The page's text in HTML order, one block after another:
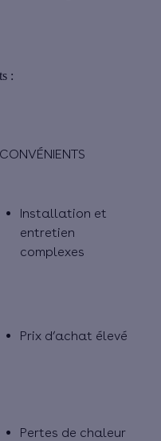
:
Installation et
entretien
complexes
Prix d’achat élevé
Pertes de chaleur